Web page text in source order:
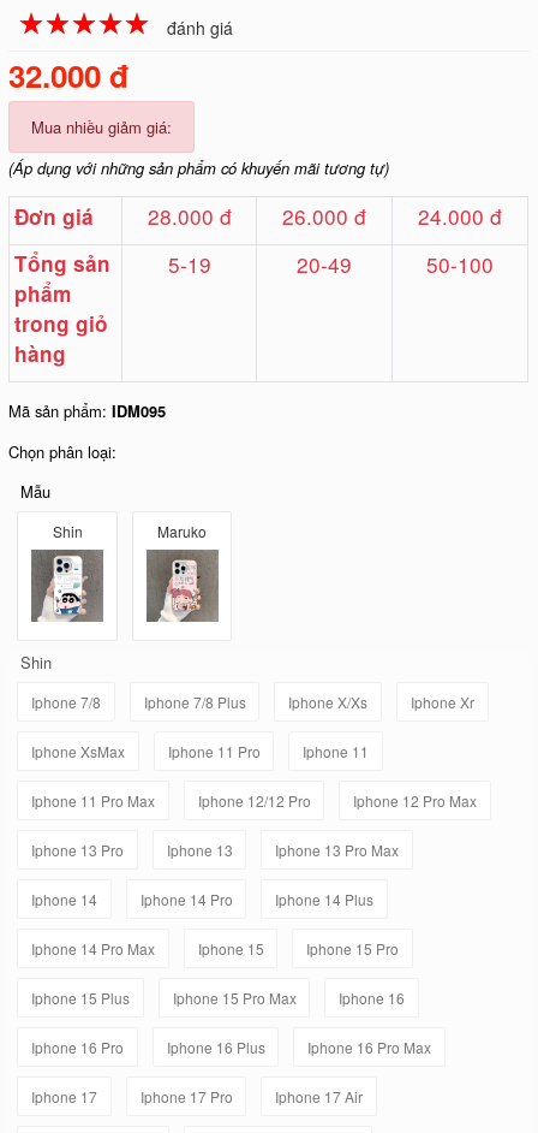
☆☆☆☆☆
★★★★★ đánh giá
32.000 đ
Mua nhiều giảm giá:
(Áp dụng với những sản phẩm có khuyến mãi tương tự)
Đơn giá 28.000 đ 26.000 đ 24.000 đ
Tổng sản
phẩm
trong giỏ
hàng
5-19 20-49 50-100
Mã sản phẩm:IDM095
Chọn phân loại:
Mẫu
Shin Maruko
Shin
Iphone 7/8 Iphone 7/8 Plus Iphone X/Xs Iphone Xr
Iphone XsMax Iphone 11 Pro Iphone 11
Iphone 11 Pro Max Iphone 12/12 Pro Iphone 12 Pro Max
Iphone 13 Pro Iphone 13 Iphone 13 Pro Max
Iphone 14 Iphone 14 Pro Iphone 14 Plus
Iphone 14 Pro Max Iphone 15 Iphone 15 Pro
Iphone 15 Plus Iphone 15 Pro Max Iphone 16
Iphone 16 Pro Iphone 16 Plus Iphone 16 Pro Max
Iphone 17 Iphone 17 Pro Iphone 17 Air